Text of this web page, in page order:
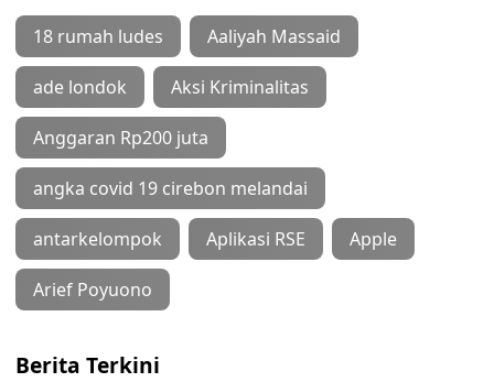
18 rumah ludes Aaliyah Massaid
ade londok Aksi Kriminalitas
Anggaran Rp200 juta
angka covid 19 cirebon melandai
antarkelompok Aplikasi RSE Apple
Arief Poyuono
Berita Terkini